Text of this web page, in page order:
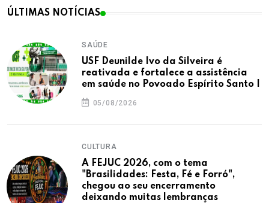
ÚLTIMAS NOTÍCIAS
SAÚDE
USF Deunilde Ivo da Silveira é
reativada e fortalece a assistência
em saúde no Povoado Espírito Santo I
05/08/2026
CULTURA
A FEJUC 2026, com o tema
"Brasilidades: Festa, Fé e Forró",
chegou ao seu encerramento
deixando muitas lembranças